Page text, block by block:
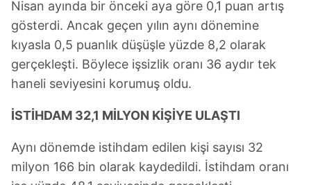
Nisan ayında bir önceki aya göre 0,1 puan artış
gösterdi. Ancak geçen yılın aynı dönemine
kıyasla 0,5 puanlık düşüşle yüzde 8,2 olarak
gerçekleşti. Böylece işsizlik oranı 36 aydır tek
haneli seviyesini korumuş oldu.
İSTİHDAM 32,1 MİLYON KİŞİYE ULAŞTI
Aynı dönemde istihdam edilen kişi sayısı 32
milyon 166 bin olarak kaydedildi. İstihdam oranı